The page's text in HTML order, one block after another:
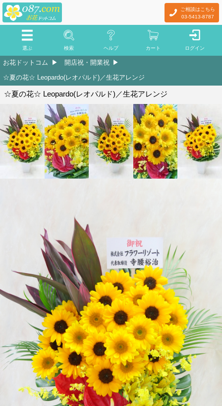
ご相談はこちら
03-5413-8787
選ぶ 検索 ヘルプ カート ログイン
お花ドットコム
開店祝・開業祝
☆夏の花☆ Leopardo(レオパルド)／生花アレンジ
☆夏の花☆ Leopardo(レオパルド)／生花アレンジ